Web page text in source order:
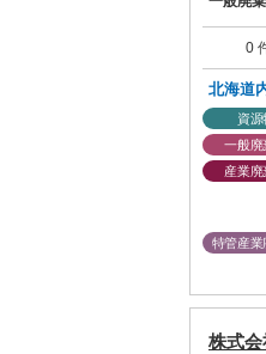
0
北海道
資源
一般廃
産業廃
特管産業
株式会